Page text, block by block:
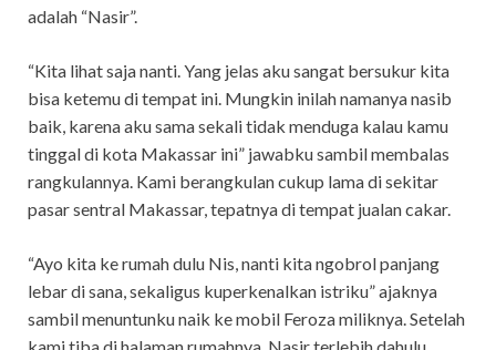
adalah “Nasir”.
“Kita lihat saja nanti. Yang jelas aku sangat bersukur kita
bisa ketemu di tempat ini. Mungkin inilah namanya nasib
baik, karena aku sama sekali tidak menduga kalau kamu
tinggal di kota Makassar ini” jawabku sambil membalas
rangkulannya. Kami berangkulan cukup lama di sekitar
pasar sentral Makassar, tepatnya di tempat jualan cakar.
“Ayo kita ke rumah dulu Nis, nanti kita ngobrol panjang
lebar di sana, sekaligus kuperkenalkan istriku” ajaknya
sambil menuntunku naik ke mobil Feroza miliknya. Setelah
kami tiba di halaman rumahnya, Nasir terlebih dahulu